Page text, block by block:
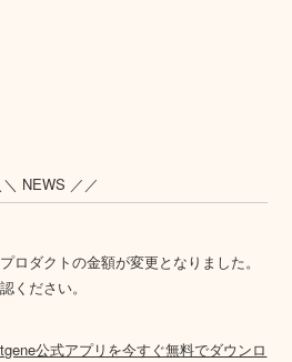
＼ NEWS ／／
ロダクトの金額が変更となりました。
ください。
公式アプリを今すぐ無料でダウンロ